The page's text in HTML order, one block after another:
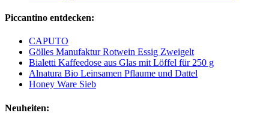
Piccantino entdecken:
CAPUTO
Gölles Manufaktur Rotwein Essig Zweigelt
Bialetti Kaffeedose aus Glas mit Löffel für 250 g
Alnatura Bio Leinsamen Pflaume und Dattel
Honey Ware Sieb
Neuheiten: